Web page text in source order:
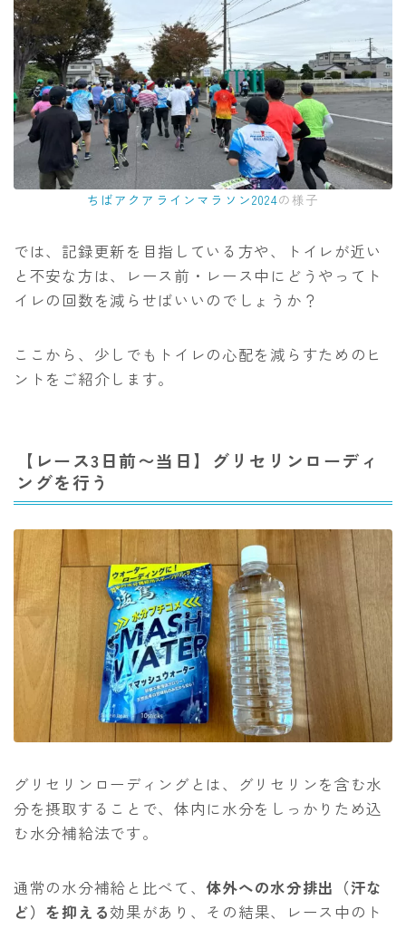
ちばアクアラインマラソン2024の様子
では、記録更新を目指している方や、トイレが近い
と不安な方は、レース前・レース中にどうやってト
イレの回数を減らせばいいのでしょうか？
ここから、少しでもトイレの心配を減らすためのヒ
ントをご紹介します。
【レース3日前〜当日】グリセリンローディ
ングを行う
グリセリンローディングとは、グリセリンを含む水
分を摂取することで、体内に水分をしっかりため込
む水分補給法です。
通常の水分補給と比べて、体外への水分排出（汗な
ど）を抑える効果があり、その結果、レース中のト